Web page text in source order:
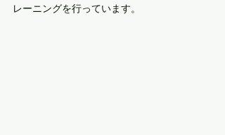
レーニングを行っています。